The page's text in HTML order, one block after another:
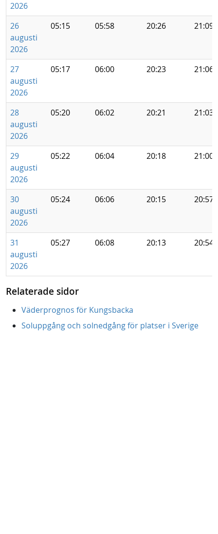
2026
26
augusti
2026
05:15 05:58 20:26 21:09
27
augusti
2026
05:17 06:00 20:23 21:06
28
augusti
2026
05:20 06:02 20:21 21:03
29
augusti
2026
05:22 06:04 20:18 21:00
30
augusti
2026
05:24 06:06 20:15 20:57
31
augusti
2026
05:27 06:08 20:13 20:54
Relaterade sidor
Väderprognos för Kungsbacka
Soluppgång och solnedgång för platser i Sverige